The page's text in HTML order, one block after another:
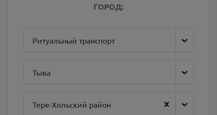
ГОРОД:
Ритуальный транспорт
Тыва
Тере-Хольский район